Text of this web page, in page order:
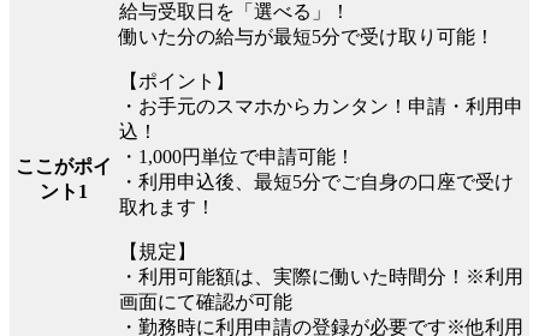
ここがポイ
ント1
給与受取日を「選べる」！
働いた分の給与が最短5分で受け取り可能！
【ポイント】
・お手元のスマホからカンタン！申請・利用申
込！
・1,000円単位で申請可能！
・利用申込後、最短5分でご自身の口座で受け
取れます！
【規定】
・利用可能額は、実際に働いた時間分！※利用
画面にて確認が可能
・勤務時に利用申請の登録が必要です※他利用